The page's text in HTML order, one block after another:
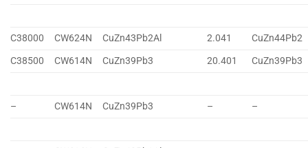
C38000 CW624N CuZn43Pb2Al 2.041
CuZn44Pb2
C38500
CW614N CuZn39Pb3 20.401 CuZn39Pb3
– CW614N CuZn39Pb3 – –